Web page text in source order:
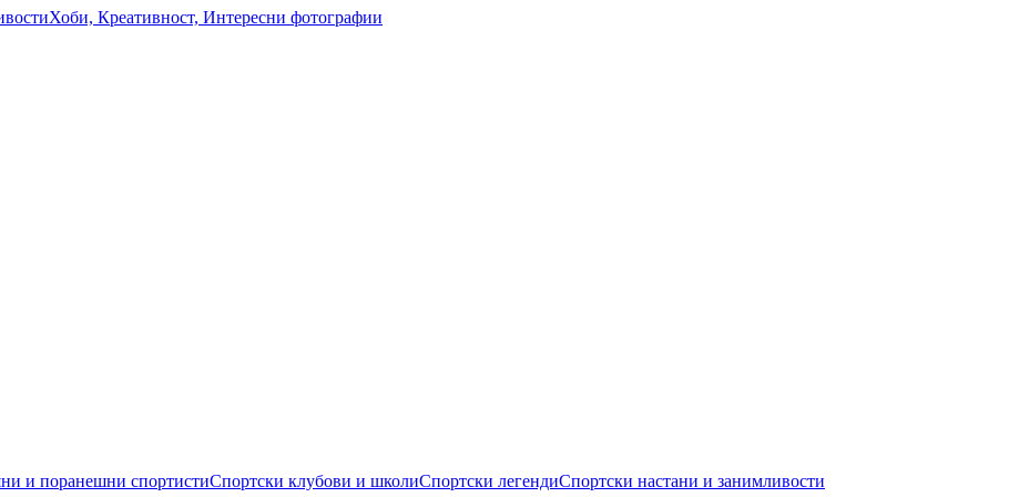
Хоби, Креативност, Интересни фотографии
и поранешни спортистиСпортски клубови и школиСпортски легендиСпортски настани и занимливости